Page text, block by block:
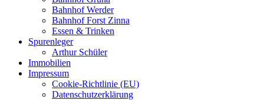
Bahnhof Werder
Bahnhof Forst Zinna
Essen & Trinken
Spurenleger
Arthur Schüler
Immobilien
Impressum
Cookie-Richtlinie (EU)
Datenschutzerklärung